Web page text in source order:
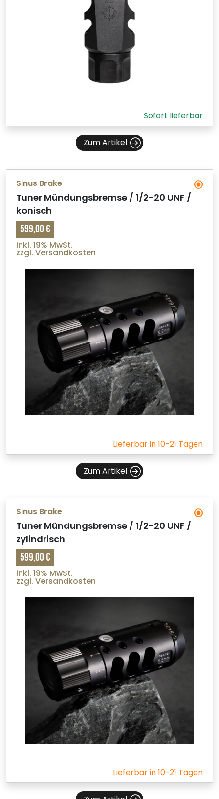
Sofort lieferbar
Zum Artikel
Sinus Brake
Tuner Mündungsbremse / 1/2-20 UNF /
konisch
599,00 €
inkl. 19% MwSt.
zzgl. Versandkosten
Lieferbar in 10-21 Tagen
Zum Artikel
Sinus Brake
Tuner Mündungsbremse / 1/2-20 UNF /
zylindrisch
599,00 €
inkl. 19% MwSt.
zzgl. Versandkosten
Lieferbar in 10-21 Tagen